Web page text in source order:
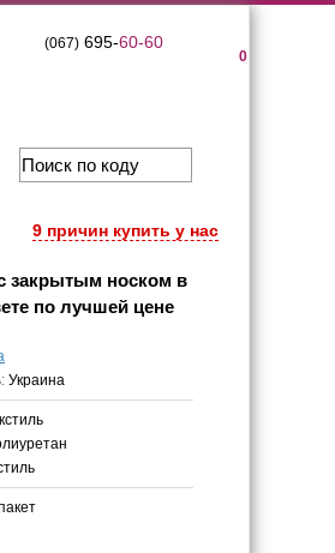
0
(067)695-60-60
9 причин купить у нас
закрытым носком в
по лучшей цене
Украина